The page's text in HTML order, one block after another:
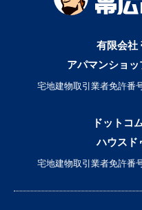
有限会社
アパマンショ
宅地建物取引業者免許番
ドットコ
ハウスド
宅地建物取引業者免許番